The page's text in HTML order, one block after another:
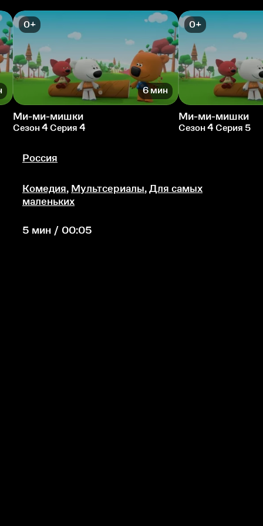
0+
6 мин
Ми-ми-мишки
Сезон 4 Серия 4
0+
Ми-ми-мишки
Сезон 4 Серия 5
Россия
Комедия, Мультсериалы, Для самых
маленьких
5 мин / 00:05